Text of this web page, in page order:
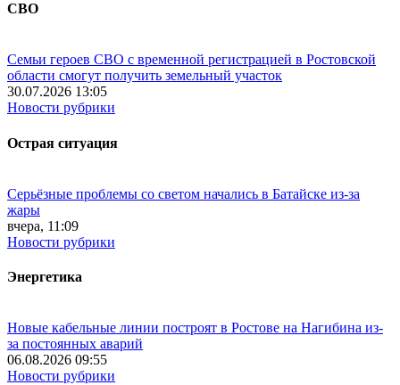
СВО
Семьи героев СВО с временной регистрацией в Ростовской
области смогут получить земельный участок
30.07.2026 13:05
Новости рубрики
Острая ситуация
Серьёзные проблемы со светом начались в Батайске из-за
жары
вчера, 11:09
Новости рубрики
Энергетика
Новые кабельные линии построят в Ростове на Нагибина из-
за постоянных аварий
06.08.2026 09:55
Новости рубрики